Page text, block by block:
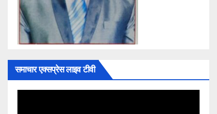
समाचार एक्सप्रेस लाइव टीवी